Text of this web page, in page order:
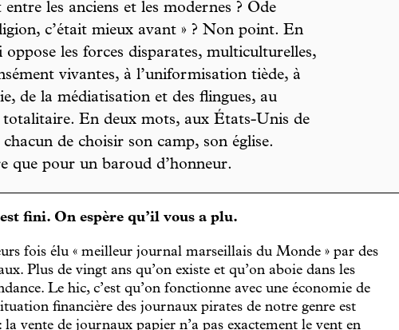
les anciens et les modernes ? Ode
c’était mieux avant » ? Non point. En
les forces disparates, multiculturelles,
vivantes, à l’uniformisation tiède, à
de la médiatisation et des flingues, au
totalitaire. En deux mots, aux États-Unis de
de choisir son camp, son église.
que pour un baroud d’honneur.
fini. On espère qu’il vous a plu.
fois élu « meilleur journal marseillais du Monde » par des
Plus de vingt ans qu’on existe et qu’on aboie dans les
Le hic, c’est qu’on fonctionne avec une économie de
financière des journaux pirates de notre genre est
vente de journaux papier n’a pas exactement le vent en